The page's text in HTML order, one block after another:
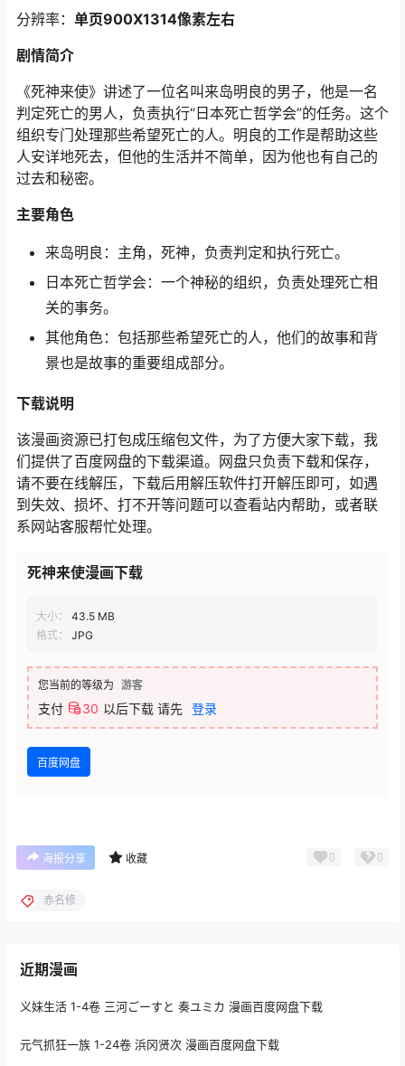
分辨率： 单页900X1314像素左右
剧情简介
《死神来使》讲述了一位名叫来岛明良的男子，他是一名
判定死亡的男人，负责执行“日本死亡哲学会”的任务。这个
组织专门处理那些希望死亡的人。明良的工作是帮助这些
人安详地死去，但他的生活并不简单，因为他也有自己的
过去和秘密。
主要角色
来岛明良：主角，死神，负责判定和执行死亡。
日本死亡哲学会：一个神秘的组织，负责处理死亡相
关的事务。
其他角色：包括那些希望死亡的人，他们的故事和背
景也是故事的重要组成部分。
下载说明
该漫画资源已打包成压缩包文件，为了方便大家下载，我
们提供了百度网盘的下载渠道。网盘只负责下载和保存，
请不要在线解压，下载后用解压软件打开解压即可，如遇
到失效、损坏、打不开等问题可以查看站内帮助，或者联
系网站客服帮忙处理。
死神来使漫画下载
大小：
43.5 MB
格式：
JPG
您当前的等级为 游客
支付 30 以后下载 请先 登录
百度网盘
海报分享 收藏 0 0
赤名修
近期漫画
义妹生活 1-4卷 三河ごーすと 奏ユミカ 漫画百度网盘下载
元气抓狂一族 1-24卷 浜冈贤次 漫画百度网盘下载